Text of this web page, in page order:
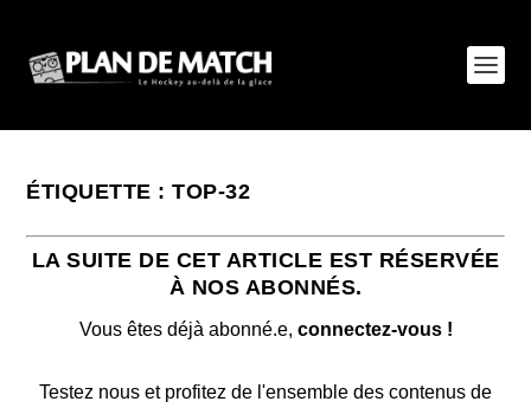
ÉTIQUETTE :TOP-32
LA SUITE DE CET ARTICLE EST RÉSERVÉE
À NOS ABONNÉS.
Vous êtes déjà abonné.e, connectez-vous !
Testez nous et profitez de l'ensemble des contenus de